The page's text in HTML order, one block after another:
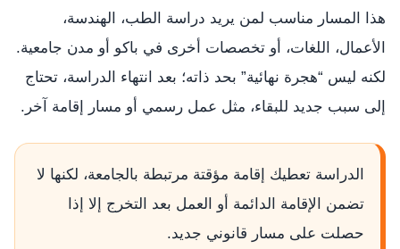
هذا المسار مناسب لمن يريد دراسة الطب، الهندسة،
الأعمال، اللغات، أو تخصصات أخرى في باكو أو مدن جامعية.
لكنه ليس “هجرة نهائية” بحد ذاته؛ بعد انتهاء الدراسة، تحتاج
إلى سبب جديد للبقاء، مثل عمل رسمي أو مسار إقامة آخر.
الدراسة تعطيك إقامة مؤقتة مرتبطة بالجامعة، لكنها لا
تضمن الإقامة الدائمة أو العمل بعد التخرج إلا إذا
حصلت على مسار قانوني جديد.